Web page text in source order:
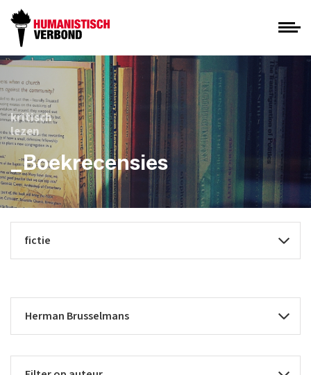
kritisch
lezen
_Boekrecensies